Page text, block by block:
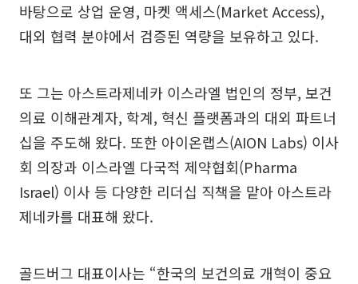
바탕으로 상업 운영, 마켓 액세스(Market Access),
대외 협력 분야에서 검증된 역량을 보유하고 있다.
또 그는 아스트라제네카 이스라엘 법인의 정부, 보건
의료 이해관계자, 학계, 혁신 플랫폼과의 대외 파트너
십을 주도해 왔다. 또한 아이온랩스(AION Labs) 이사
회 의장과 이스라엘 다국적 제약협회(Pharma
Israel) 이사 등 다양한 리더십 직책을 맡아 아스트라
제네카를 대표해 왔다.
골드버그 대표이사는 “한국의 보건의료 개혁이 중요